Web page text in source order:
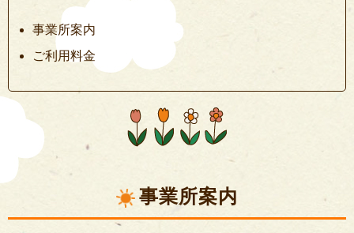
事業所案内
ご利用料金
事業所案内